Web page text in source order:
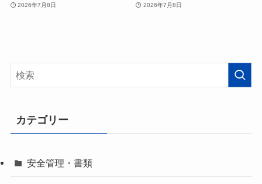
2026年7月8日 2026年7月8日
カテゴリー
安全管理・書類